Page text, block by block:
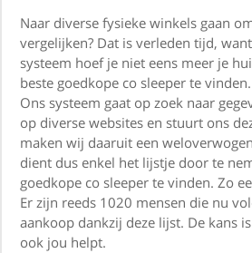
Naar diverse fysieke winkels gaan
vergelijken? Dat is verleden tijd,
systeem hoef je niet eens meer je
beste goedkope co sleeper te
Ons systeem gaat op zoek naar
op diverse websites en stuurt ons
maken wij daaruit een
dient dus enkel het lijstje door te
goedkope co sleeper te vinden. Zo
Er zijn reeds 1020 mensen die nu
aankoop dankzij deze lijst. De kans
ook jou helpt.